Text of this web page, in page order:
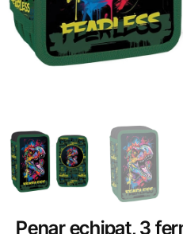
Penar echipat, 3